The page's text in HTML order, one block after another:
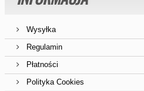
Wysyłka
Regulamin
Płatności
Polityka Cookies